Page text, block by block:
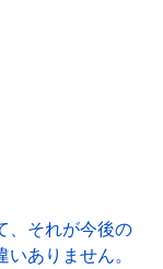
、それが今後の
ありません。